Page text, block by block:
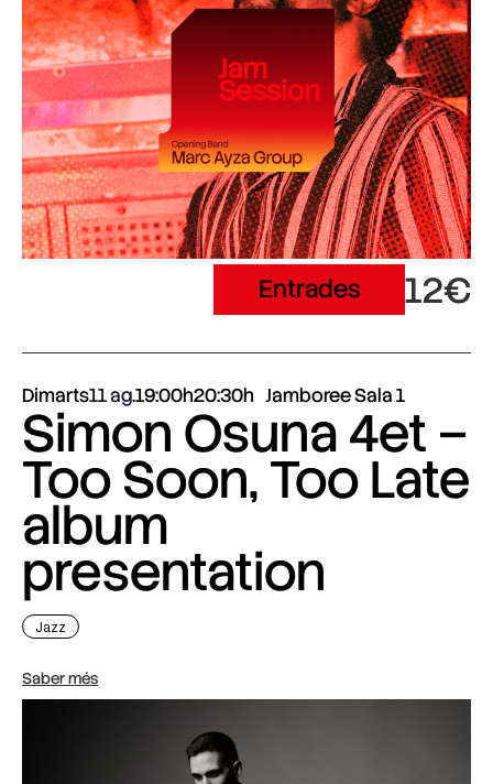
Entrades 12€
Dimarts11 ag.19:00h20:30h Jamboree Sala 1
Simon Osuna 4et –
Too Soon, Too Late
album
presentation
Jazz
Saber més